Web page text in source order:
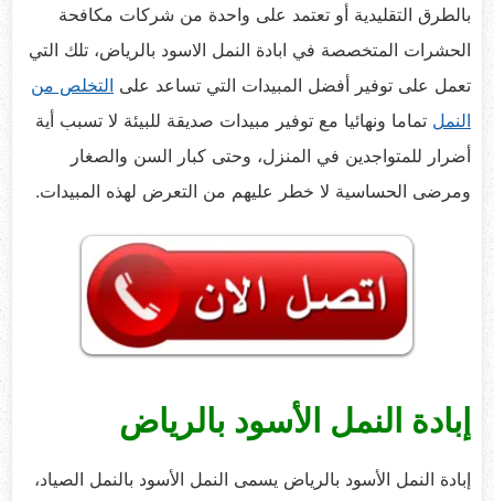
بالطرق التقليدية أو تعتمد على واحدة من شركات مكافحة
الحشرات المتخصصة في ابادة النمل الاسود بالرياض، تلك التي
تعمل على توفير أفضل المبيدات التي تساعد على التخلص من
النمل تماما ونهائيا مع توفير مبيدات صديقة للبيئة لا تسبب أية
أضرار للمتواجدين في المنزل، وحتى كبار السن والصغار
ومرضى الحساسية لا خطر عليهم من التعرض لهذه المبيدات.
إبادة النمل الأسود بالرياض
إبادة النمل الأسود بالرياض يسمى النمل الأسود بالنمل الصياد،